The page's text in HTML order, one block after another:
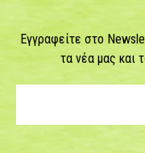
Εγγραφείτε στο
τα νέα μας και